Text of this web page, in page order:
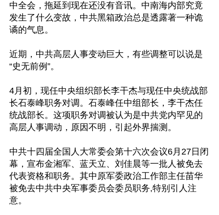
中全会，拖延到现在还没有音讯。中南海内部究竟
发生了什么变故，中共黑箱政治总是透露著一种诡
谲的气息。
近期，中共高层人事变动巨大，有些调整可以说是
“史无前例”。
4月初，现任中央组织部长李干杰与现任中央统战部
长石泰峰职务对调。石泰峰任中组部长，李干杰任
统战部长。这项职务对调被认为是中共党内罕见的
高层人事调动，原因不明，引起外界揣测。
中共十四届全国人大常委会第十六次会议6月27日闭
幕，宣布金湘军、蓝天立、刘佳晨等一批人被免去
代表资格和职务。其中原军委政治工作部主任苗华
被免去中共中央军事委员会委员职务,特别引人注
意。